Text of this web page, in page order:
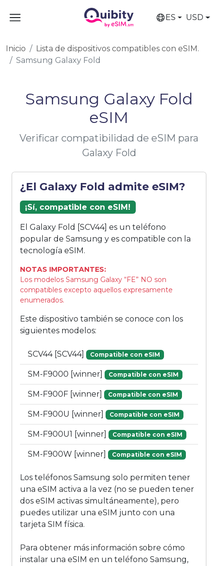
ES USD
Inicio
Lista de dispositivos compatibles con eSIM.
Samsung Galaxy Fold
Samsung Galaxy Fold
eSIM
Verificar compatibilidad de eSIM para
Galaxy Fold
¿El Galaxy Fold admite eSIM?
¡Sí, compatible con eSIM!
El Galaxy Fold [SCV44] es un teléfono
popular de Samsung y es compatible con la
tecnología eSIM.
NOTAS IMPORTANTES:
Los modelos Samsung Galaxy “FE” NO son
compatibles excepto aquellos expresamente
enumerados.
Este dispositivo también se conoce con los
siguientes modelos:
SCV44 [SCV44] Compatible con eSIM
SM-F9000 [winner] Compatible con eSIM
SM-F900F [winner] Compatible con eSIM
SM-F900U [winner] Compatible con eSIM
SM-F900U1 [winner] Compatible con eSIM
SM-F900W [winner] Compatible con eSIM
Los teléfonos Samsung solo permiten tener
una eSIM activa a la vez (no se pueden tener
dos eSIM activas simultáneamente), pero
puedes utilizar una eSIM junto con una
tarjeta SIM física.
Para obtener más información sobre cómo
instalar una eSIM en un teléfono Samsung,